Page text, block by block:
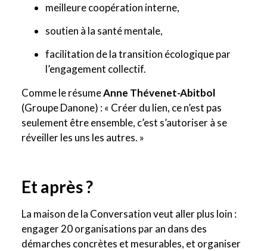
meilleure coopération interne,
soutien à la santé mentale,
facilitation de la transition écologique par
l’engagement collectif.
Comme le résumeAnne Thévenet-Abitbol
(Groupe Danone) : « Créer du lien, ce n’est pas
seulement être ensemble, c’est s’autoriser à se
réveiller les uns les autres. »
Et après ?
La maison de la Conversation veut aller plus loin :
engager 20 organisations par an dans des
démarches concrètes et mesurables, et organiser